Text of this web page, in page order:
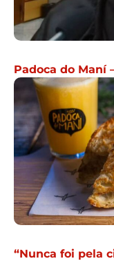
Padoca do Maní
“Nunca foi pela